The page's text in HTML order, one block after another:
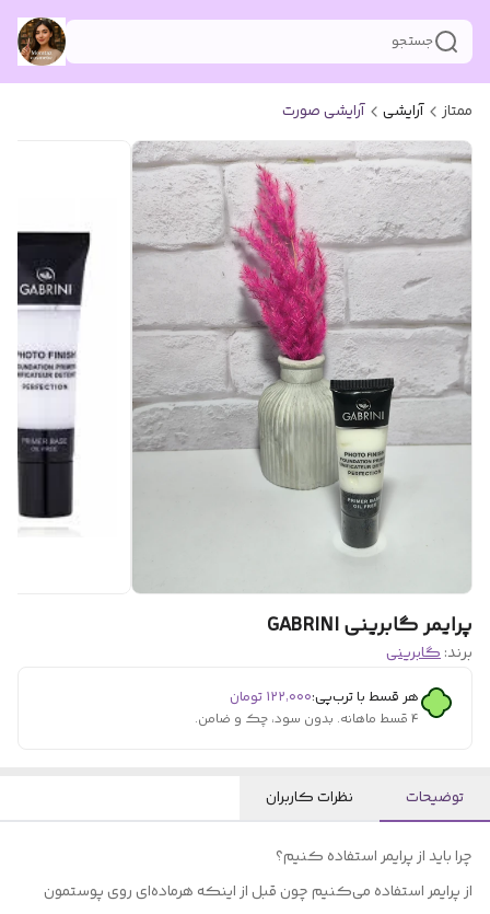
جستجو
ممتاز آرایشی آرایشی صورت
پرایمر گابرینی GABRINI
برند:گابرینی
هر قسط با ترب‌پی:۱۲۲٬۰۰۰ تومان
۴ قسط ماهانه. بدون سود، چک و ضامن.
توضیحات نظرات کاربران
چرا باید از پرایمر استفاده کنیم؟
از پرایمر استفاده می‌کنیم چون قبل از اینکه هرماده‌ای روی پوستمون